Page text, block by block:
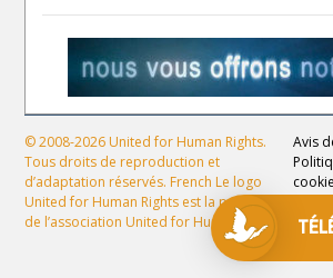
© 2008-2026 United for Human Rights.
Tous droits de reproduction et
d’adaptation réservés. French Le logo
United for Human Rights est la propriété
de l’association United for Human Rights.
Avis